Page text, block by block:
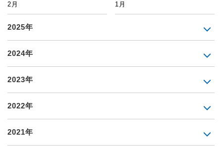
2月 1月
2025年
2024年
2023年
2022年
2021年